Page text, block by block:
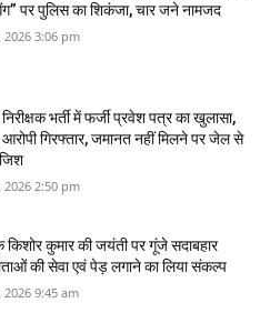
पर पुलिस का शिकंजा, चार जने नामजद
2026 3:06 pm
भर्ती में फर्जी प्रवेश पत्र का खुलासा,
गिरफ्तार, जमानत नहीं मिलने पर जेल से
2026 2:50 pm
किशोर कुमार की जयंती पर गूंजे सदाबहार
की सेवा एवं पेड़ लगाने का लिया संकल्प
2026 9:45 am